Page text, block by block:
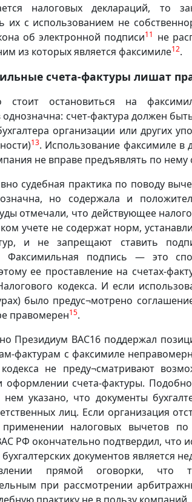
налоговых деклараций, то
их с использованием не
об электронной подписи11 не
из которых является факсимиле12.
счета-фактуры лишат
стоит остановиться на
однозначна: счет-фактура должен
организации или других
13. Использование факсимиле в
не вправе предъявлять по
судебная практика по поводу
но содержала и
отмечали, что действующее
учете не содержат норм,
и не запрещают ставить
Факсимильная подпись — это
ее проставление на счетах-
кодекса. И если
было предус¬мотрено
правомерен15.
Президиум ВАС16 поддержал
фактурам с факсимиле
не преду¬сматривают
оформлении счета-фактуры.
указано, что документы
лиц. Если организация
налоговых вычетов
РФ окончательно подтвердил, что
документов является
прямой оговорки, что
при рассмотрении